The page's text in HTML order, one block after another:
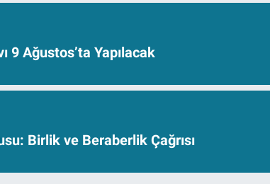
9 Ağustos’ta Yapılacak
Birlik ve Beraberlik Çağrısı